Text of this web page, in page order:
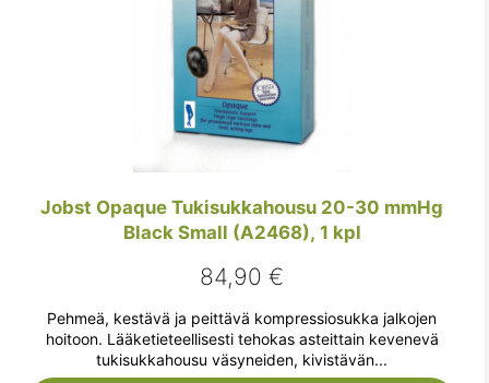
Jobst Opaque Tukisukkahousu 20-30 mmHg
Black Small (A2468), 1 kpl
84,90€
Pehmeä, kestävä ja peittävä kompressiosukka jalkojen
hoitoon. Lääketieteellisesti tehokas asteittain kevenevä
tukisukkahousu väsyneiden, kivistävän...